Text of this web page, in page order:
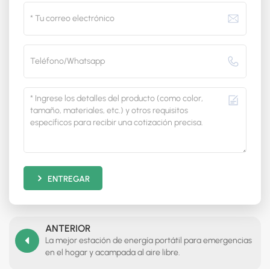
ENTREGAR
ANTERIOR
La mejor estación de energía portátil para emergencias
en el hogar y acampada al aire libre.